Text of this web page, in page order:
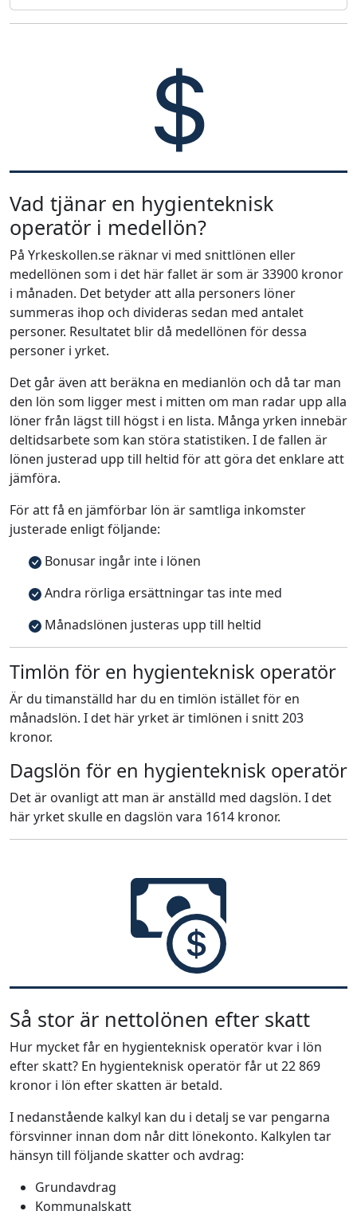
Vad tjänar en hygienteknisk
operatör i medellön?
På Yrkeskollen.se räknar vi med snittlönen eller
medellönen som i det här fallet är som är 33900 kronor
i månaden. Det betyder att alla personers löner
summeras ihop och divideras sedan med antalet
personer. Resultatet blir då medellönen för dessa
personer i yrket.
Det går även att beräkna en medianlön och då tar man
den lön som ligger mest i mitten om man radar upp alla
löner från lägst till högst i en lista. Många yrken innebär
deltidsarbete som kan störa statistiken. I de fallen är
lönen justerad upp till heltid för att göra det enklare att
jämföra.
För att få en jämförbar lön är samtliga inkomster
justerade enligt följande:
Bonusar ingår inte i lönen
Andra rörliga ersättningar tas inte med
Månadslönen justeras upp till heltid
Timlön för en hygienteknisk operatör
Är du timanställd har du en timlön istället för en
månadslön. I det här yrket är timlönen i snitt 203
kronor.
Dagslön för en hygienteknisk operatör
Det är ovanligt att man är anställd med dagslön. I det
här yrket skulle en dagslön vara 1614 kronor.
Så stor är nettolönen efter skatt
Hur mycket får en hygienteknisk operatör kvar i lön
efter skatt? En hygienteknisk operatör får ut 22 869
kronor i lön efter skatten är betald.
I nedanstående kalkyl kan du i detalj se var pengarna
försvinner innan dom når ditt lönekonto. Kalkylen tar
hänsyn till följande skatter och avdrag:
Grundavdrag
Kommunalskatt